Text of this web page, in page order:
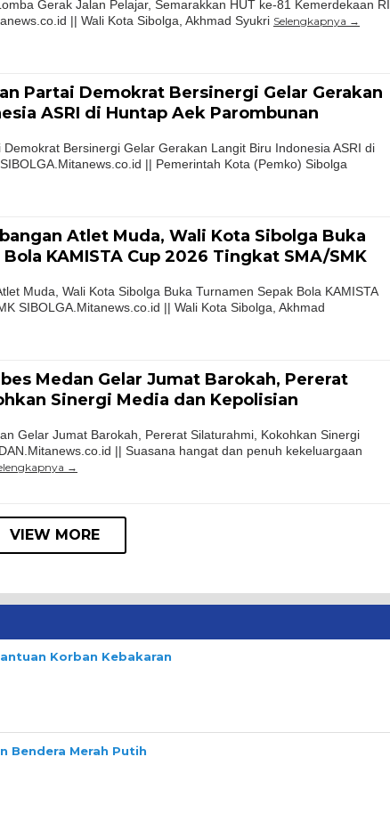
Gerak Jalan Pelajar, Semarakkan HUT ke-81 Kemerdekaan RI
|| Wali Kota Sibolga, Akhmad Syukri Selengkapnya
Partai Demokrat Bersinergi Gelar Gerakan
ASRI di Huntap Aek Parombunan
Bersinergi Gelar Gerakan Langit Biru Indonesia ASRI di
|| Pemerintah Kota (Pemko) Sibolga
Atlet Muda, Wali Kota Sibolga Buka
KAMISTA Cup 2026 Tingkat SMA/SMK
Muda, Wali Kota Sibolga Buka Turnamen Sepak Bola KAMISTA
SIBOLGA.Mitanews.co.id || Wali Kota Sibolga, Akhmad
Medan Gelar Jumat Barokah, Pererat
Sinergi Media dan Kepolisian
Gelar Jumat Barokah, Pererat Silaturahmi, Kokohkan Sinergi
|| Suasana hangat dan penuh kekeluargaan
VIEW MORE
Korban Kebakaran
Bendera Merah Putih